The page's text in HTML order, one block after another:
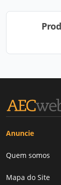
Anuncie
Quem somos
Mapa do Site